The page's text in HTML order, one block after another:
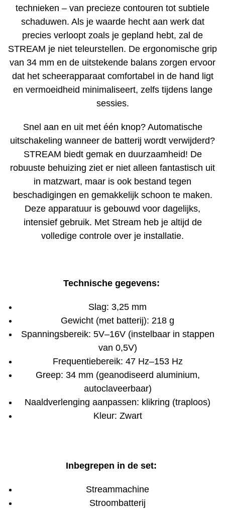
technieken – van precieze contouren tot subtiele
schaduwen. Als je waarde hecht aan werk dat
precies verloopt zoals je gepland hebt, zal de
STREAM je niet teleurstellen. De ergonomische grip
van 34 mm en de uitstekende balans zorgen ervoor
dat het scheerapparaat comfortabel in de hand ligt
en vermoeidheid minimaliseert, zelfs tijdens lange
sessies.
Snel aan en uit met één knop? Automatische
uitschakeling wanneer de batterij wordt verwijderd?
STREAM biedt gemak en duurzaamheid! De
robuuste behuizing ziet er niet alleen fantastisch uit
in matzwart, maar is ook bestand tegen
beschadigingen en gemakkelijk schoon te maken.
Deze apparatuur is gebouwd voor dagelijks,
intensief gebruik. Met Stream heb je altijd de
volledige controle over je installatie.
Technische gegevens:
Slag: 3,25 mm
Gewicht (met batterij): 218 g
Spanningsbereik: 5V–16V (instelbaar in stappen
van 0,5V)
Frequentiebereik: 47 Hz–153 Hz
Greep: 34 mm (geanodiseerd aluminium,
autoclaveerbaar)
Naaldverlenging aanpassen: klikring (traploos)
Kleur: Zwart
Inbegrepen in de set:
Streammachine
Stroombatterij